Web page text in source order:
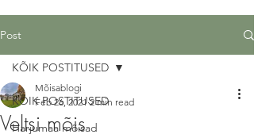
Post
KÕIK POSTITUSED
Harjumaa mõisad
KÕIK POSTITUSED
Veltsi mõis
Mõisablogi
Feb 26, 2021 2 min read